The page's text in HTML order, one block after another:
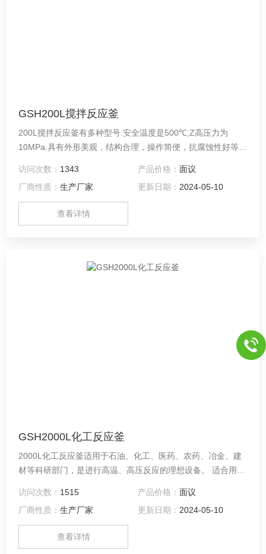
GSH200L搅拌反应釜
200L搅拌反应釜有多种型号.安全温度是500℃,Z高压力为
10MPa.具有外形美观，结构合理，操作简便，抗腐蚀性好等特
域做样品消化处理的理想产品。咨询！
访问次数： 1343 产品价格： 面议
厂商性质：生产厂家 更新日期： 2024-05-10
查看详情
GSH2000L化工反应釜
2000L化工反应釜适用于石油、化工、医药、农药、冶金、建
材等科研部门，是进行高温、高压反应的理想设备。 适合用于
反应，是有机合成、高分子材料聚合、食品等工艺中进行硫
化、氟化、氢化、氧化等反应Z理想的无泄漏反应设备。
访问次数： 1515 产品价格： 面议
厂商性质：生产厂家 更新日期： 2024-05-10
查看详情